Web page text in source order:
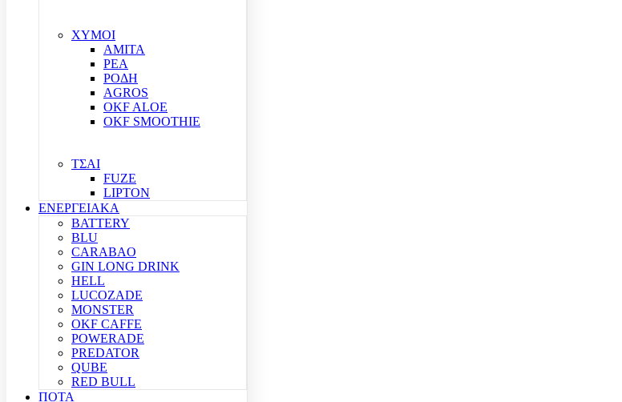
ΧΥΜΟΙ
ΑΜΙΤΑ
ΡΕΑ
ΡΟΔΗ
AGROS
OKF ALOE
OKF SMOOTHIE
ΤΣΑΙ
FUZE
LIPTON
ΕΝΕΡΓΕΙΑΚΑ
BATTERY
BLU
CARABAO
GIN LONG DRINK
HELL
LUCOZADE
MONSTER
OKF CAFFE
POWERADE
PREDATOR
QUBE
RED BULL
ΠΟΤΑ